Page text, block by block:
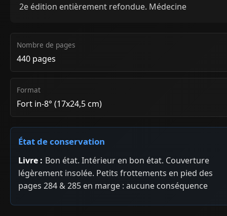
2e édition entièrement refondue. Médecine
Nombre de pages
440 pages
Format
Fort in-8° (17x24,5 cm)
État de conservation
Livre : Bon état. Intérieur en bon état. Couverture
légèrement insolée. Petits frottements en pied des
pages 284 & 285 en marge : aucune conséquence